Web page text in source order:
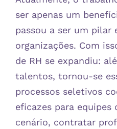
ser apenas um
passou a ser um
organizações. Com
de RH se expandiu:
talentos, tornou-se
processos seletivos
eficazes para equipes
cenário, contratar